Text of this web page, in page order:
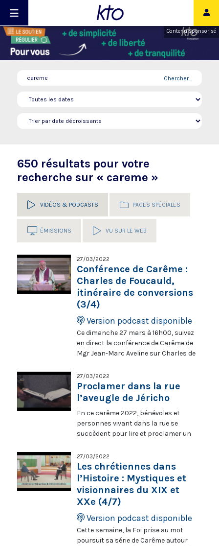
Contenu sponsorisé
Chercher...
650 résultats pour votre
recherche sur « careme »
VIDÉOS & PODCASTS PAGES SPÉCIALES
ÉMISSIONS VU SUR LE WEB
27/03/2022
Conférence de Carême :
Charles de Foucauld,
itinéraire de conversions
(3/4)
Version podcast disponible
Ce dimanche 27 mars à 16h00, suivez
en direct la conférence de Carême de
Mgr Jean-Marc Aveline sur Charles de
mars et 3 avril, l’archevêque de
Marseille propose d’approfondir le
thème de « L’itinéraire de conversions
» du futur saint. Le bienheureux sera
canonisé le 15 mai 2022.
27/03/2022
Proclamer dans la rue
l’aveugle de Jéricho
En ce carême 2022, bénévoles et
personnes vivant dans la rue se
succèdent pour lire et proclamer un
Aujourd’hui : Proclamer dans la rue
l’aveugle de Jéricho (Extraits de Lc 18,
9 à 43). En partenariat avec Aux
captifs, la libération, retrouvez
chaque dimanche pendant le Carême
un épisode de la série « Proclamer
l’Évangile dans la rue ».
27/03/2022
Les chrétiennes dans
l’Histoire : Mystiques et
visionnaires du XIX et
XXe (4/7)
Version podcast disponible
Cette semaine, la Foi prise au mot
poursuit sa série de Carême autour